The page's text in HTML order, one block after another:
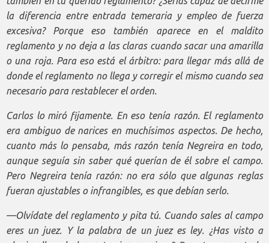
la diferencia entre entrada temeraria y empleo de fuerza
excesiva? Porque eso también aparece en el maldito
reglamento y no deja a las claras cuando sacar una amarilla
o una roja. Para eso está el árbitro: para llegar más allá de
donde el reglamento no llega y corregir el mismo cuando sea
necesario para restablecer el orden.
Carlos lo miró fijamente. En eso tenía razón. El reglamento
era ambiguo de narices en muchísimos aspectos. De hecho,
cuanto más lo pensaba, más razón tenía Negreira en todo,
aunque seguía sin saber qué querían de él sobre el campo.
Pero Negreira tenía razón: no era sólo que algunas reglas
fueran ajustables o infrangibles, es que debían serlo.
—Olvídate del reglamento y pita tú. Cuando sales al campo
eres un juez. Y la palabra de un juez es ley. ¿Has visto a